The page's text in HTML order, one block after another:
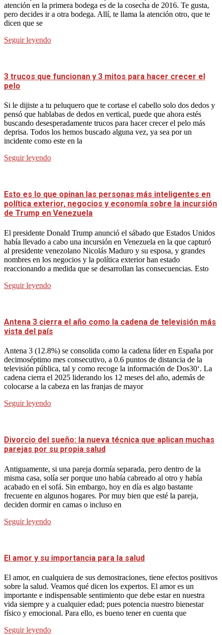
atención en la primera bodega es de la cosecha de 2016. Te gusta,
pero decides ir a otra bodega. Allí, te llama la atención otro, que te
dicen que se
Seguir leyendo
3 trucos que funcionan y 3 mitos para hacer crecer el
pelo
Si le dijiste a tu peluquero que te cortase el cabello solo dos dedos y
pensó que hablabas de dedos en vertical, puede que ahora estés
buscando desesperadamente trucos para hacer crecer el pelo más
deprisa. Todos los hemos buscado alguna vez, ya sea por un
incidente como este en la
Seguir leyendo
Esto es lo que opinan las personas más inteligentes en
política exterior, negocios y economía sobre la incursión
de Trump en Venezuela
El presidente Donald Trump anunció el sábado que Estados Unidos
había llevado a cabo una incursión en Venezuela en la que capturó
al presidente venezolano Nicolás Maduro y su esposa, y grandes
nombres en los negocios y la política exterior han estado
reaccionando a medida que se desarrollan las consecuencias. Esto
Seguir leyendo
Antena 3 cierra el año como la cadena de televisión más
vista del país
Antena 3 (12.8%) se consolida como la cadena líder en España por
decimoséptimo mes consecutivo, a 0.6 puntos de distancia de la
televisión pública, tal y como recoge la información de Dos30‘. La
cadena cierra el 2025 liderando los 12 meses del año, además de
colocarse a la cabeza en las franjas de mayor
Seguir leyendo
Divorcio del sueño: la nueva técnica que aplican muchas
parejas por su propia salud
Antiguamente, si una pareja dormía separada, pero dentro de la
misma casa, solía ser porque uno había cabreado al otro y había
acabado en el sofá. Sin embargo, hoy en día es algo bastante
frecuente en algunos hogares. Por muy bien que esté la pareja,
deciden dormir en camas o incluso en
Seguir leyendo
El amor y su importancia para la salud
El amor, en cualquiera de sus demostraciones, tiene efectos positivos
sobre la salud. Veamos qué dicen los expertos. El amor es un
importante e indispensable sentimiento que debe estar en nuestra
vida siempre y a cualquier edad; pues potencia nuestro bienestar
físico y emocional. Para ello, es bueno tener en cuenta que
Seguir leyendo